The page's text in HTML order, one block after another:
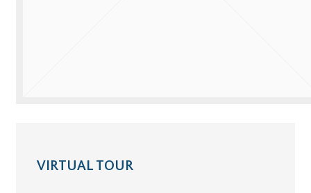
VIRTUAL TOUR